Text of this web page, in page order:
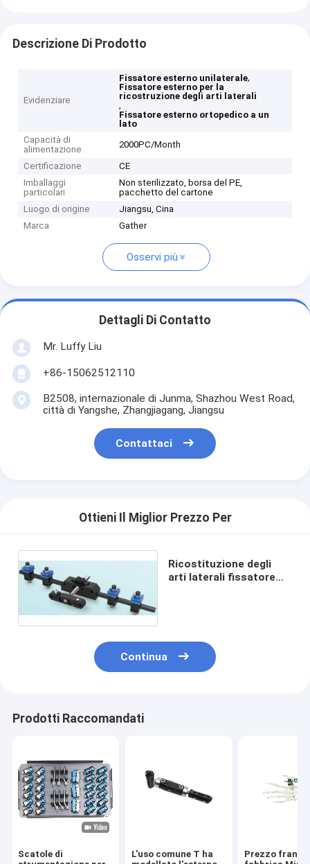
Descrizione Di Prodotto
Evidenziare
Fissatore esterno unilaterale,
Fissatore esterno per la
ricostruzione degli arti laterali
,
Fissatore esterno ortopedico a un
lato
Capacità di
alimentazione
2000PC/Month
Certificazione
CE
Imballaggi
particolari
Non sterilizzato, borsa del PE,
pacchetto del cartone
Luogo di origine
Jiangsu, Cina
Marca
Gather
Osservi più
Dettagli Di Contatto
Mr. Luffy Liu
+86-15062512110
B2508, internazionale di Junma, Shazhou West Road,
città di Yangshe, Zhangjiagang, Jiangsu
Contattaci
Ottieni Il Miglior Prezzo Per
Ricostituzione degli
arti laterali fissatore
Continua
Prodotti Raccomandati
Scatole di
L'uso comune T ha
Prezzo franco